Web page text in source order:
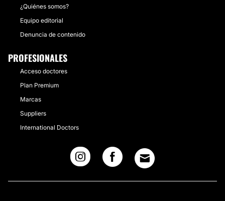
¿Quiénes somos?
Equipo editorial
Denuncia de contenido
PROFESIONALES
Acceso doctores
Plan Premium
Marcas
Suppliers
International Doctors